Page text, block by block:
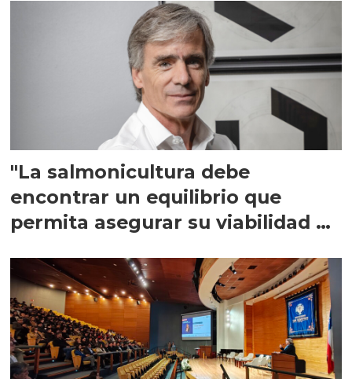
"La salmonicultura debe
encontrar un equilibrio que
permita asegurar su viabilidad de